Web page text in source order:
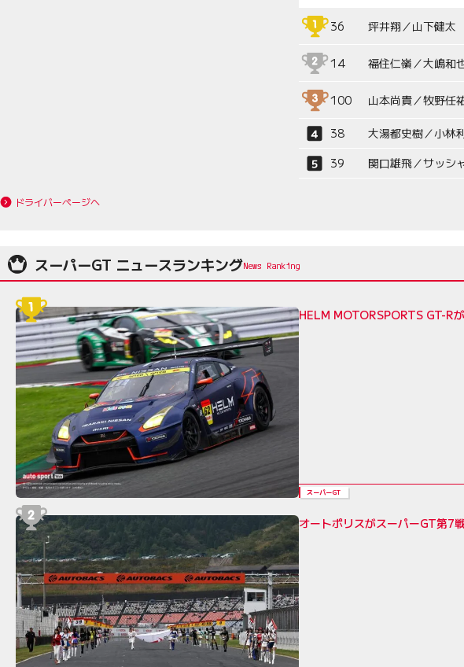
36 坪井翔／山下健太
14 福住仁嶺／大嶋和
100 山本尚貴／牧野任
38 大湯都史樹／小林
39
関口雄飛／サッシ
ドライバーページへ
スーパーGT ニュースランキング
HELM MOTORSPORTS GT-R
スーパーGT
オートポリスがスーパーGT第7